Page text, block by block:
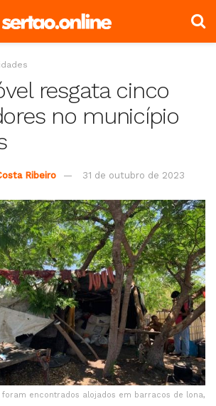
resgata cinco
no município
Ribeiro 31 de outubro de 2023
foram encontrados alojados em barracos de lona,